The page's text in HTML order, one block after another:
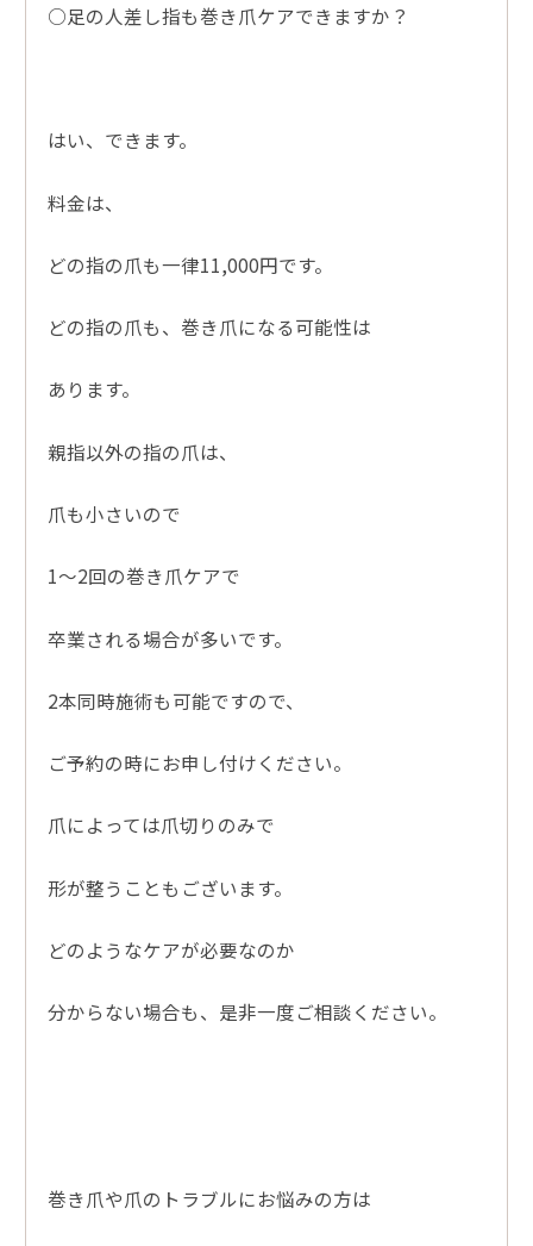
○足の人差し指も巻き爪ケアできますか？
はい、できます。
料金は、
どの指の爪も一律11,000円です。
どの指の爪も、巻き爪になる可能性は
あります。
親指以外の指の爪は、
爪も小さいので
1～2回の巻き爪ケアで
卒業される場合が多いです。
2本同時施術も可能ですので、
ご予約の時にお申し付けください。
爪によっては爪切りのみで
形が整うこともございます。
どのようなケアが必要なのか
分からない場合も、是非一度ご相談ください。
巻き爪や爪のトラブルにお悩みの方は